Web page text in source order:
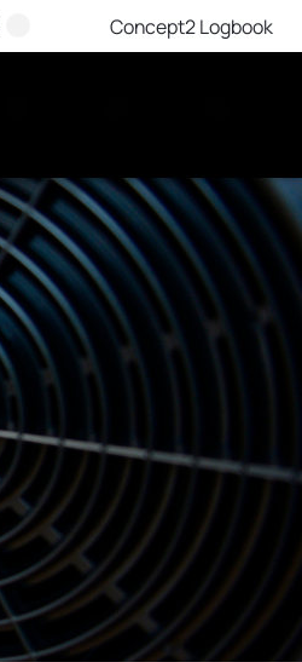
Concept2 Logbook